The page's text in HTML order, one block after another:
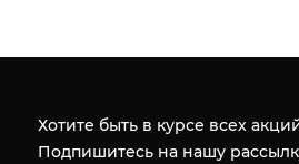
Хотите быть в курсе всех
Подпишитесь на нашу